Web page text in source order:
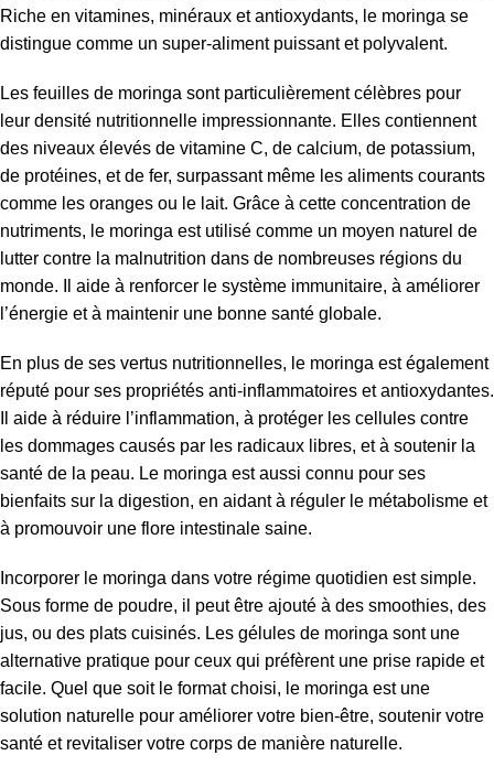
Riche en vitamines, minéraux et antioxydants, le moringa se
distingue comme un super-aliment puissant et polyvalent.
Les feuilles de moringa sont particulièrement célèbres pour
leur densité nutritionnelle impressionnante. Elles contiennent
des niveaux élevés de vitamine C, de calcium, de potassium,
de protéines, et de fer, surpassant même les aliments courants
comme les oranges ou le lait. Grâce à cette concentration de
nutriments, le moringa est utilisé comme un moyen naturel de
lutter contre la malnutrition dans de nombreuses régions du
monde. Il aide à renforcer le système immunitaire, à améliorer
l’énergie et à maintenir une bonne santé globale.
En plus de ses vertus nutritionnelles, le moringa est également
réputé pour ses propriétés anti-inflammatoires et antioxydantes.
Il aide à réduire l’inflammation, à protéger les cellules contre
les dommages causés par les radicaux libres, et à soutenir la
santé de la peau. Le moringa est aussi connu pour ses
bienfaits sur la digestion, en aidant à réguler le métabolisme et
à promouvoir une flore intestinale saine.
Incorporer le moringa dans votre régime quotidien est simple.
Sous forme de poudre, il peut être ajouté à des smoothies, des
jus, ou des plats cuisinés. Les gélules de moringa sont une
alternative pratique pour ceux qui préfèrent une prise rapide et
facile. Quel que soit le format choisi, le moringa est une
solution naturelle pour améliorer votre bien-être, soutenir votre
santé et revitaliser votre corps de manière naturelle.